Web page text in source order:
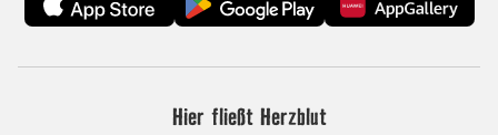
Hier fließt Herzblut